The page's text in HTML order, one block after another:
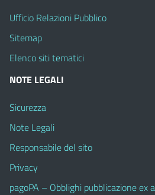
Ufficio Relazioni Pubblico
Sitemap
Elenco siti tematici
NOTE LEGALI
Sicurezza
Note Legali
Responsabile del sito
Privacy
pagoPA – Obblighi pubblicazione ex